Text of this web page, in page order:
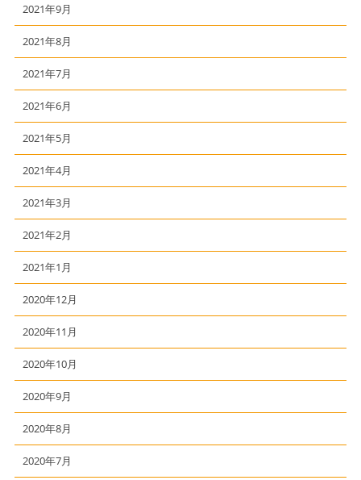
2021年9月
2021年8月
2021年7月
2021年6月
2021年5月
2021年4月
2021年3月
2021年2月
2021年1月
2020年12月
2020年11月
2020年10月
2020年9月
2020年8月
2020年7月